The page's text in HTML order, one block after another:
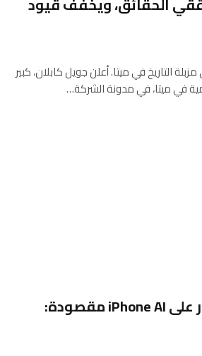
التاريخ في ميتا. أعلن جويل كابلان، كبير
في ميتا، في مدونة الشركة…
قيود تحرير الصور على iPhone AI مقصودة: